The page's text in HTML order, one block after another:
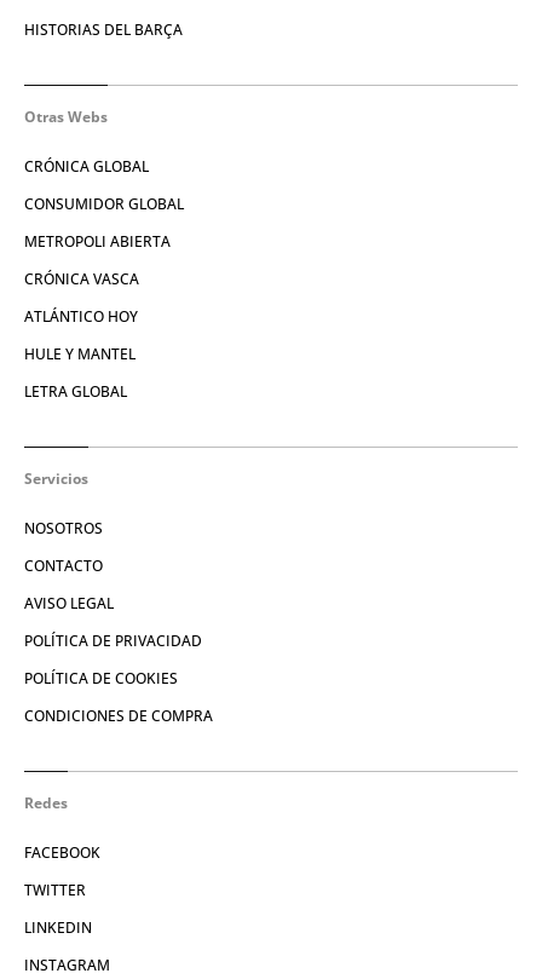
HISTORIAS DEL BARÇA
Otras Webs
CRÓNICA GLOBAL
CONSUMIDOR GLOBAL
METROPOLI ABIERTA
CRÓNICA VASCA
ATLÁNTICO HOY
HULE Y MANTEL
LETRA GLOBAL
Servicios
NOSOTROS
CONTACTO
AVISO LEGAL
POLÍTICA DE PRIVACIDAD
POLÍTICA DE COOKIES
CONDICIONES DE COMPRA
Redes
FACEBOOK
TWITTER
LINKEDIN
INSTAGRAM